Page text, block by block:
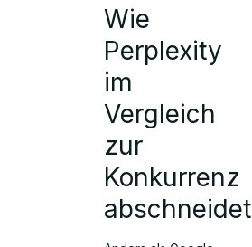
Wie
Perplexity
im
Vergleich
zur
Konkurrenz
abschneidet